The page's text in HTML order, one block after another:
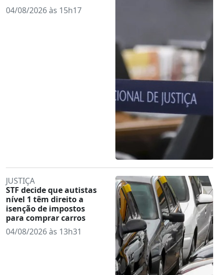
04/08/2026 às 15h17
JUSTIÇA
STF decide que autistas
nível 1 têm direito a
isenção de impostos
para comprar carros
04/08/2026 às 13h31